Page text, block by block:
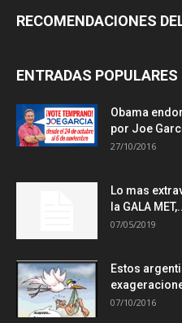
RECOMENDACIONES
ENTRADAS POPULARES
Obama
por Joe
27/10/2016
Lo mas
la GALA
07/05/2019
Estos
07/10/2016